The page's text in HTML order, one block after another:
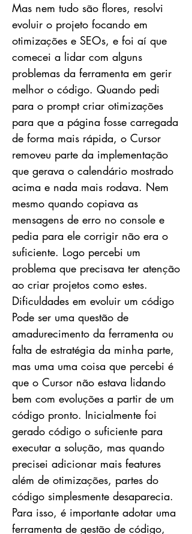
Mas nem tudo são flores, resolvi
evoluir o projeto focando em
otimizações e SEOs, e foi aí que
comecei a lidar com alguns
problemas da ferramenta em gerir
melhor o código. Quando pedi
para o prompt criar otimizações
para que a página fosse carregada
de forma mais rápida, o Cursor
removeu parte da implementação
que gerava o calendário mostrado
acima e nada mais rodava. Nem
mesmo quando copiava as
mensagens de erro no console e
pedia para ele corrigir não era o
suficiente. Logo percebi um
problema que precisava ter atenção
ao criar projetos como estes.
Dificuldades em evoluir um código
Pode ser uma questão de
amadurecimento da ferramenta ou
falta de estratégia da minha parte,
mas uma uma coisa que percebi é
que o Cursor não estava lidando
bem com evoluções a partir de um
código pronto. Inicialmente foi
gerado código o suficiente para
executar a solução, mas quando
precisei adicionar mais features
além de otimizações, partes do
código simplesmente desaparecia.
Para isso, é importante adotar uma
ferramenta de gestão de código,